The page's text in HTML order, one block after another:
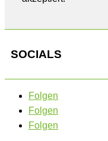
SOCIALS
Folgen
Folgen
Folgen